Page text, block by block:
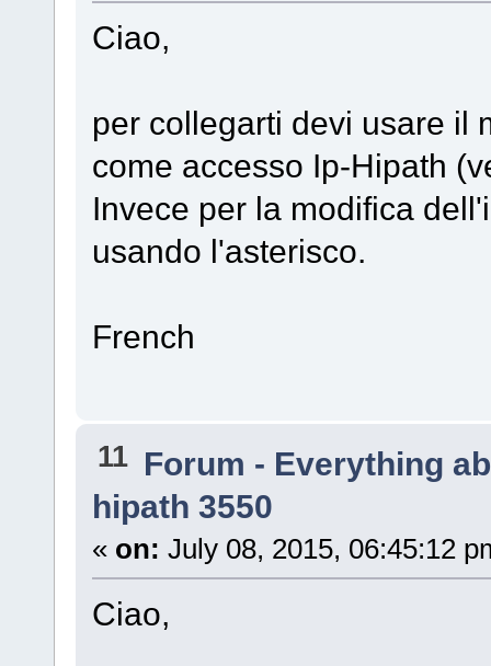
Ciao,
per collegarti devi usare il
come accesso Ip-Hipath
Invece per la modifica
usando l'asterisco.
French
11 Forum - Everything
hipath 3550
« on: July 08, 2015, 06:45:12
Ciao,